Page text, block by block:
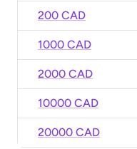
200 CAD
1000 CAD
2000 CAD
10000 CAD
20000 CAD